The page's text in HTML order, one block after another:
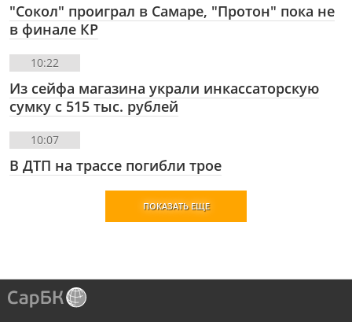
"Сокол" проиграл в Самаре, "Протон" пока не
в финале КР
10:22
Из сейфа магазина украли инкассаторскую
сумку с 515 тыс. рублей
10:07
В ДТП на трассе погибли трое
ПОКАЗАТЬ ЕЩЕ